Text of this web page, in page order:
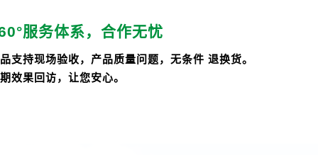
服务体系，合作无忧
支持现场验收，产品质量问题，无条件 退换货。
效果回访，让您安心。